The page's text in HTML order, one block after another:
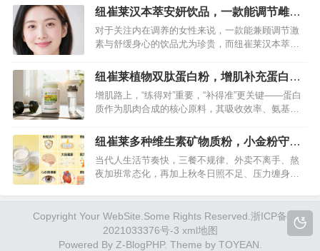
健康、提升生活品质至关重要。纽崔莱男士多种维
生素矿物质片，就像是一位贴心的健康伙伴，为男
士们的健康生活保驾护航。…
纽崔莱汉本萃安妍饮品，一款能调节雌激
素，滋阴安神的饮品
对于关注内在调养的女性来说，一款能兼顾调节激
素与舒缓身心的饮品尤为珍贵，而纽崔莱汉本萃安
调节雌激素与滋阴安神的功效巧妙融合，成为不少
女性日常养护的优选。…
纽崔莱植物双肽蛋白粉，增肌补充蛋白质
好帮手
增肌路上，“练得对”重要，“补得准”更关键——蛋白
质作为肌肉合成的核心原料，其吸收效率、氨基酸
补得多，却陷入“肌肉增长慢”“练后恢复差”的困境，
根源就在于选了吸收慢、针对性不足的普通蛋白
粉。而纽崔莱植物双肽蛋白粉凭借“小分子双肽+全
价营养”的科学配方，成为…
纽崔莱多种维生素矿物质粉，小金粉守护
全天健康活力
当代人生活节奏快，三餐不规律、外卖不离手、熬
夜加班常态化，再加上秋冬日照不足、压力缠身，
疫力下降、精神萎靡等问题，哪怕睡够8小时，也难
以拥有饱满活力。而纽崔莱多种维生素矿物质粉，
凭借通俗好记的“小金粉”昵称，…
Copyright Your WebSite.Some Rights Reserved. 浙ICP备
2021033376号-3 xml地图
Powered By Z-BlogPHP. Theme by TOYEAN